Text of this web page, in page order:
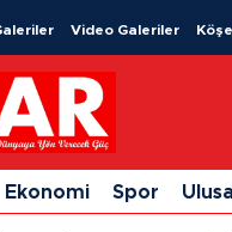
Video Galeriler
Ekonomi Spor Ulusal